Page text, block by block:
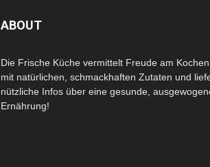
ABOUT
Die Frische Küche vermittelt Freude am Kochen
mit natürlichen, schmackhaften Zutaten und
nützliche Infos über eine gesunde,
Ernährung!